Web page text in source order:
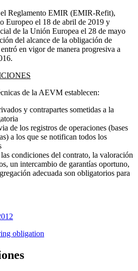
Reglamento EMIR (EMIR-Refit),
Europeo el 18 de abril de 2019 y
de la Unión Europea el 28 de mayo
del alcance de la obligación de
en vigor de manera progresiva a
de la AEVM establecen:
y contrapartes sometidas a la
de los registros de operaciones (bases
a los que se notifican todos los
condiciones del contrato, la valoración
un intercambio de garantías oportuno,
adecuada son obligatorios para
obligation